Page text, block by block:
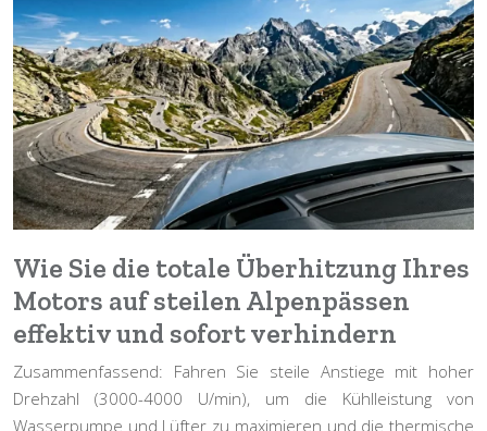
Wie Sie die totale Überhitzung Ihres
Motors auf steilen Alpenpässen
effektiv und sofort verhindern
Zusammenfassend: Fahren Sie steile Anstiege mit hoher
Drehzahl (3000-4000 U/min), um die Kühlleistung von
Wasserpumpe und Lüfter zu maximieren und die thermische